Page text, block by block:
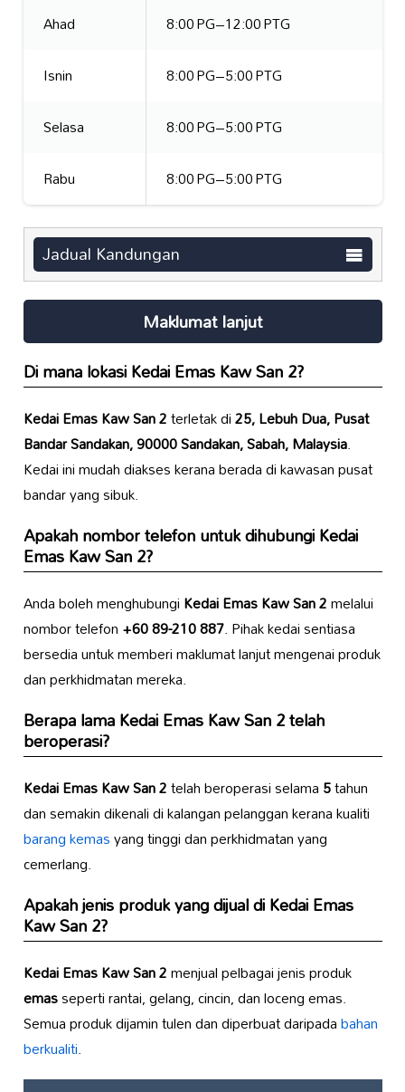
Ahad
8:00 PG–12:00 PTG
Isnin
8:00 PG–5:00 PTG
Selasa
8:00 PG–5:00 PTG
Rabu
8:00 PG–5:00 PTG
Jadual Kandungan
Maklumat lanjut
Di mana lokasiKedai Emas Kaw San 2?
Kedai Emas Kaw San 2terletak di25, Lebuh Dua, Pusat
Bandar Sandakan, 90000 Sandakan, Sabah, Malaysia.
Kedai ini mudah diakses kerana berada di kawasan pusat
bandar yang sibuk.
Apakah nombor telefon untuk dihubungiKedai
Emas Kaw San 2?
Anda boleh menghubungiKedai Emas Kaw San 2melalui
nombor telefon+60 89-210 887. Pihak kedai sentiasa
bersedia untuk memberi maklumat lanjut mengenai produk
dan perkhidmatan mereka.
Berapa lamaKedai Emas Kaw San 2telah
beroperasi?
Kedai Emas Kaw San 2telah beroperasi selama5tahun
dan semakin dikenali di kalangan pelanggan kerana kualiti
barang kemasyang tinggi dan perkhidmatan yang
cemerlang.
Apakah jenis produk yang dijual diKedai Emas
Kaw San 2?
Kedai Emas Kaw San 2menjual pelbagai jenis produk
emasseperti rantai, gelang, cincin, dan loceng emas.
Semua produk dijamin tulen dan diperbuat daripadabahan
berkualiti.